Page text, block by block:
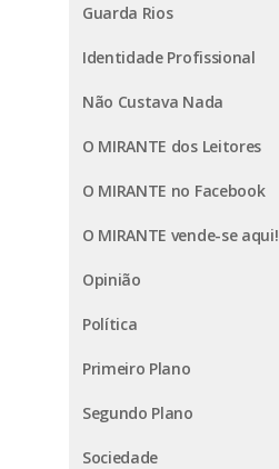
Guarda Rios
Identidade Profissional
Não Custava Nada
O MIRANTE dos Leitores
O MIRANTE no Facebook
O MIRANTE vende-se aqui!
Opinião
Política
Primeiro Plano
Segundo Plano
Sociedade